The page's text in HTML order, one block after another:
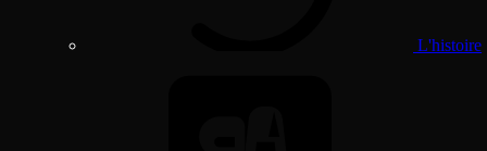
L'histoire